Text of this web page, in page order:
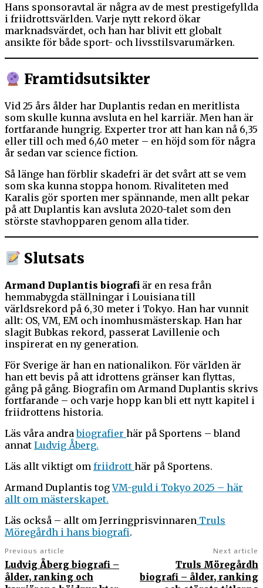
Hans sponsoravtal är några av de mest prestigefyllda
i friidrottsvärlden. Varje nytt rekord ökar
marknadsvärdet, och han har blivit ett globalt
ansikte för både sport- och livsstilsvarumärken.
Framtidsutsikter
Vid 25 års ålder har Duplantis redan en meritlista
som skulle kunna avsluta en hel karriär. Men han är
fortfarande hungrig. Experter tror att han kan nå 6,35
eller till och med 6,40 meter – en höjd som för några
år sedan var science fiction.
Så länge han förblir skadefri är det svårt att se vem
som ska kunna stoppa honom. Rivaliteten med
Karalis gör sporten mer spännande, men allt pekar
på att Duplantis kan avsluta 2020-talet som den
störste stavhopparen genom alla tider.
Slutsats
Armand Duplantis biografiär en resa från
hemmabygda ställningar i Louisiana till
världsrekord på 6,30 meter i Tokyo. Han har vunnit
allt: OS, VM, EM och inomhusmästerskap. Han har
slagit Bubkas rekord, passerat Lavillenie och
inspirerat en ny generation.
För Sverige är han en nationalikon. För världen är
han ett bevis på att idrottens gränser kan flyttas,
gång på gång. Biografin om Armand Duplantis skrivs
fortfarande – och varje hopp kan bli ett nytt kapitel i
friidrottens historia.
Läs våra andrabiografier här på Sportens – bland
annat Ludvig Åberg.
Läs allt viktigt om friidrott här på Sportens.
Armand Duplantis togVM-guld i Tokyo 2025 – här
allt om mästerskapet.
Läs också – allt om Jerringprisvinnaren Truls
Möregårdh i hans biografi.
Previous article
Ludvig Åberg biografi –
ålder, ranking och
Next article
Truls Möregårdh
biografi – ålder, ranking